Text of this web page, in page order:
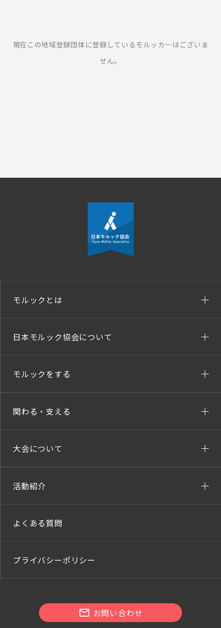
現在この地域登録団体に登録しているモルッカーはございま
せん。
モルックとは
日本モルック協会について
モルックをする
関わる・支える
大会について
活動紹介
よくある質問
プライバシーポリシー
お問い合わせ